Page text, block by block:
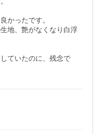
かったです。
地、艶がなくなり白浮
ていたのに、残念で